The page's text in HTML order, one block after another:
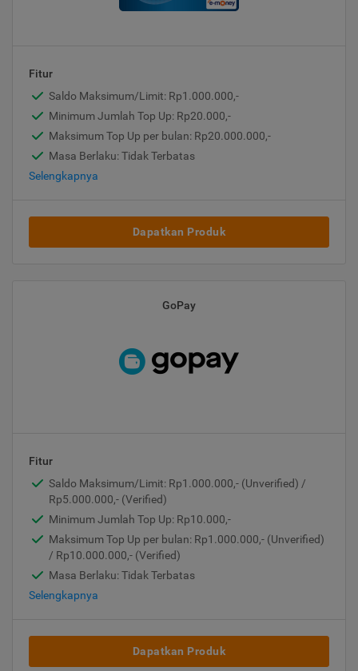
Fitur
Saldo Maksimum/Limit: Rp1.000.000,-
Minimum Jumlah Top Up: Rp20.000,-
Maksimum Top Up per bulan: Rp20.000.000,-
Masa Berlaku: Tidak Terbatas
Selengkapnya
Dapatkan Produk
GoPay
Fitur
Saldo Maksimum/Limit: Rp1.000.000,- (Unverified) /
Rp5.000.000,- (Verified)
Minimum Jumlah Top Up: Rp10.000,-
Maksimum Top Up per bulan: Rp1.000.000,- (Unverified)
/ Rp10.000.000,- (Verified)
Masa Berlaku: Tidak Terbatas
Selengkapnya
Dapatkan Produk